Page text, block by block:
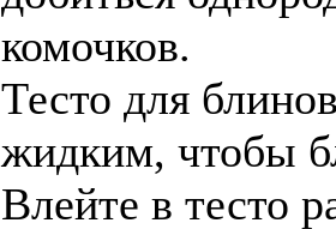
комочков.
Тесто для
жидким, чтобы
Влейте в тесто